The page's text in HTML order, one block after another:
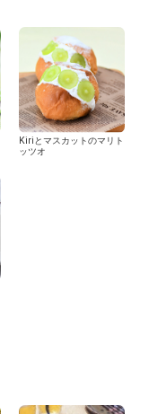
Kiriとマスカットのマリト
ッツオ